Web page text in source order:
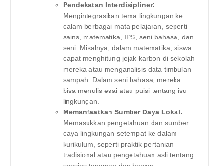
Pendekatan Interdisipliner:
Mengintegrasikan tema lingkungan ke
dalam berbagai mata pelajaran, seperti
sains, matematika, IPS, seni bahasa, dan
seni. Misalnya, dalam matematika, siswa
dapat menghitung jejak karbon di sekolah
mereka atau menganalisis data timbulan
sampah. Dalam seni bahasa, mereka
bisa menulis esai atau puisi tentang isu
lingkungan.
Memanfaatkan Sumber Daya Lokal:
Memasukkan pengetahuan dan sumber
daya lingkungan setempat ke dalam
kurikulum, seperti praktik pertanian
tradisional atau pengetahuan asli tentang